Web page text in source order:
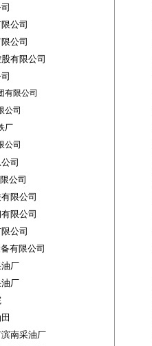
公司
公司
有限公司
有限公司
公司
厂
公司
司
公司
限公司
限公司
公司
有限公司
厂
厂
南采油厂